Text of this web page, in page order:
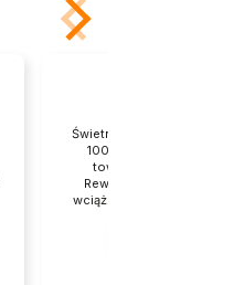
Świetnie zabezpieczona
100% dyskrecji 👍️
towar dotarł bardzo
Rewelacyjny sklep, do
wciąż wracam z wielką